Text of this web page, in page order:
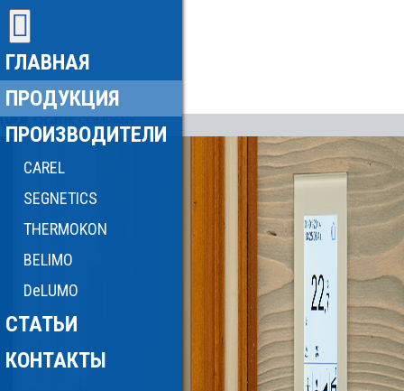
ГЛАВНАЯ
ПРОДУКЦИЯ
ПРОИЗВОДИТЕЛИ
CAREL
SEGNETICS
THERMOKON
BELIMO
DeLUMO
СТАТЬИ
КОНТАКТЫ